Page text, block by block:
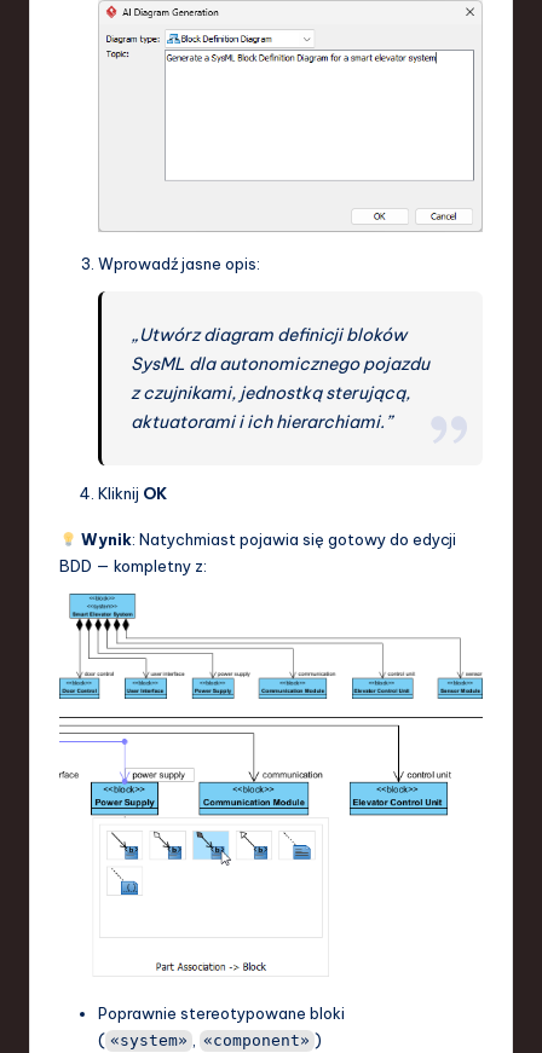
Wprowadź jasne opis:
„Utwórz diagram definicji bloków
SysML dla autonomicznego pojazdu
z czujnikami, jednostką sterującą,
aktuatorami i ich hierarchiami.”
Kliknij OK
Wynik: Natychmiast pojawia się gotowy do edycji
BDD — kompletny z:
Poprawnie stereotypowane bloki
( «system» , «component» )